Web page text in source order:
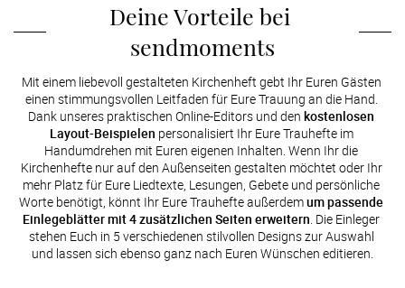
Deine Vorteile bei
sendmoments
Mit einem liebevoll gestalteten Kirchenheft gebt Ihr Euren Gästen
einen stimmungsvollen Leitfaden für Eure Trauung an die Hand.
Dank unseres praktischen Online-Editors und den kostenlosen
Layout-Beispielen personalisiert Ihr Eure Trauhefte im
Handumdrehen mit Euren eigenen Inhalten. Wenn Ihr die
Kirchenhefte nur auf den Außenseiten gestalten möchtet oder Ihr
mehr Platz für Eure Liedtexte, Lesungen, Gebete und persönliche
Worte benötigt, könnt Ihr Eure Trauhefte außerdem um passende
Einlegeblätter mit 4 zusätzlichen Seiten erweitern. Die Einleger
stehen Euch in 5 verschiedenen stilvollen Designs zur Auswahl
und lassen sich ebenso ganz nach Euren Wünschen editieren.